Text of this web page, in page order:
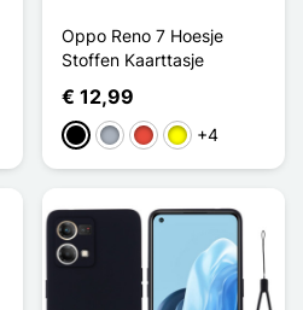
Oppo Reno 7 Hoesje
Stoffen Kaarttasje
€ 12,99
ZwartGrijsRoodGeel+4